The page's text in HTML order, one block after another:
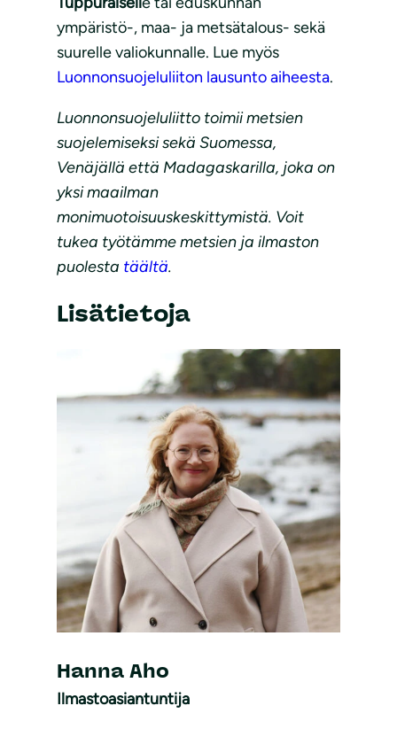
ympäristö-, maa- ja metsätalous- sekä
suurelle valiokunnalle. Lue myös
Luonnonsuojeluliiton lausunto aiheesta.
Luonnonsuojeluliitto toimii metsien
suojelemiseksi sekä Suomessa,
Venäjällä että Madagaskarilla, joka on
yksi maailman
monimuotoisuuskeskittymistä. Voit
tukea työtämme metsien ja ilmaston
puolesta täältä.
Lisätietoja
Ilmastoasiantuntija
Hanna Aho